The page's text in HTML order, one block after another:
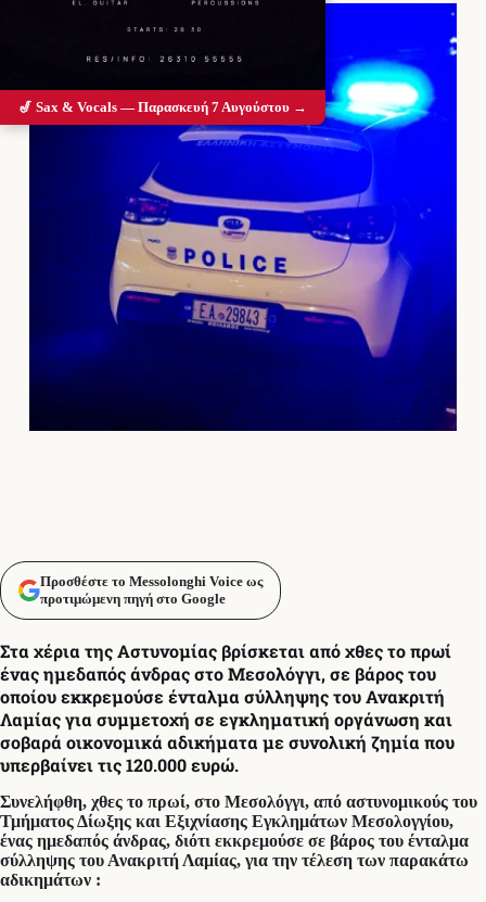
Προσθέστε το Messolonghi Voice ως
προτιμώμενη πηγή στο Google
Στα χέρια της Αστυνομίας βρίσκεται από χθες το πρωί
ένας ημεδαπός άνδρας στο Μεσολόγγι, σε βάρος του
οποίου εκκρεμούσε ένταλμα σύλληψης του Ανακριτή
Λαμίας για συμμετοχή σε εγκληματική οργάνωση και
σοβαρά οικονομικά αδικήματα με συνολική ζημία που
υπερβαίνει τις 120.000 ευρώ.
Συνελήφθη, χθες το πρωί, στο Μεσολόγγι, από αστυνομικούς του
Τμήματος Δίωξης και Εξιχνίασης Εγκλημάτων Μεσολογγίου,
ένας ημεδαπός άνδρας, διότι εκκρεμούσε σε βάρος του ένταλμα
σύλληψης του Ανακριτή Λαμίας, για την τέλεση των παρακάτω
αδικημάτων :
🎷 Sax & Vocals — Παρασκευή 7 Αυγούστου →